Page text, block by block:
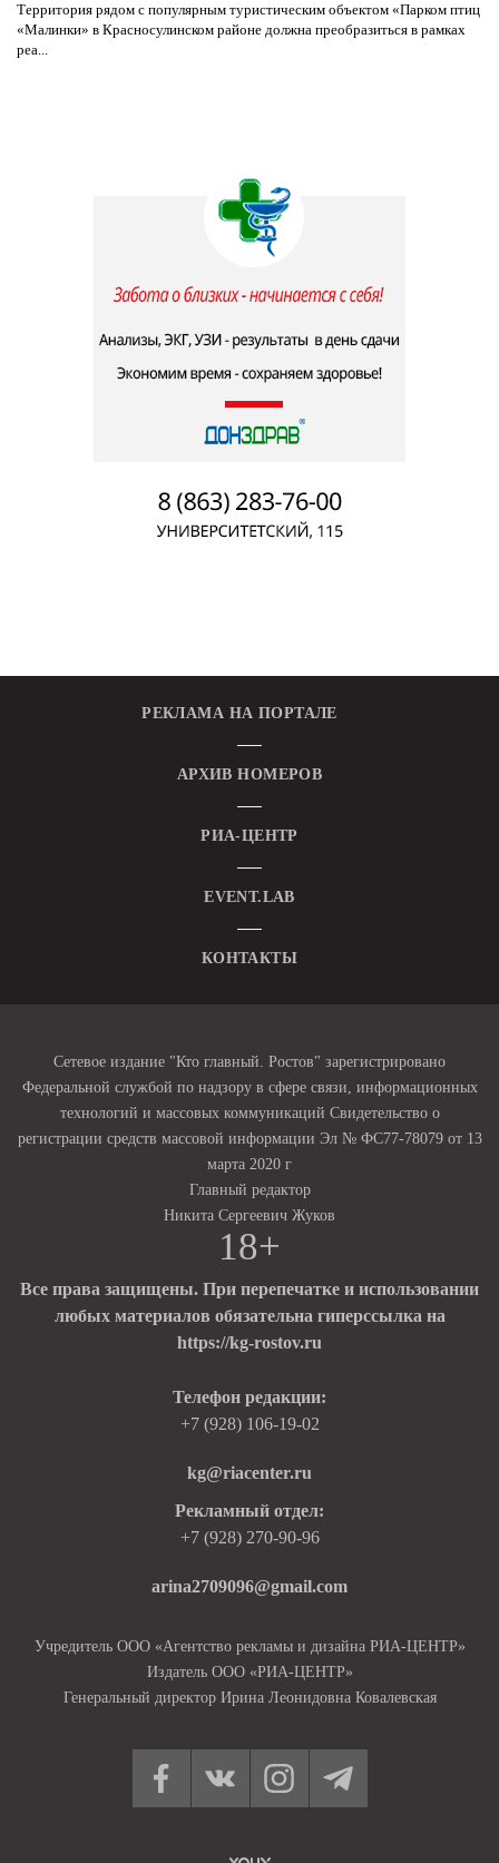
Территория рядом с популярным туристическим объектом «Парком птиц
«Малинки» в Красносулинском районе должна преобразиться в рамках
реа...
РЕКЛАМА НА ПОРТАЛЕ
АРХИВ НОМЕРОВ
РИА-ЦЕНТР
EVENT.LAB
КОНТАКТЫ
Сетевое издание "Кто главный. Ростов" зарегистрировано
Федеральной службой по надзору в сфере связи, информационных
технологий и массовых коммуникаций Свидетельство о
регистрации средств массовой информации Эл № ФС77-78079 от 13
марта 2020 г
Главный редактор
Никита Сергеевич Жуков
18+
Все права защищены. При перепечатке и использовании
любых материалов обязательна гиперссылка на
https://kg-rostov.ru
Телефон редакции:
+7 (928) 106-19-02
kg@riacenter.ru
Рекламный отдел:
+7 (928) 270-90-96
arina2709096@gmail.com
Учредитель ООО «Агентство рекламы и дизайна РИА-ЦЕНТР»
Издатель ООО «РИА-ЦЕНТР»
Генеральный директор Ирина Леонидовна Ковалевская